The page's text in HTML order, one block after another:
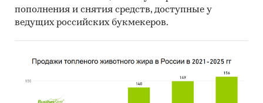
пополнения и снятия средств, доступные у
ведущих российских букмекеров.